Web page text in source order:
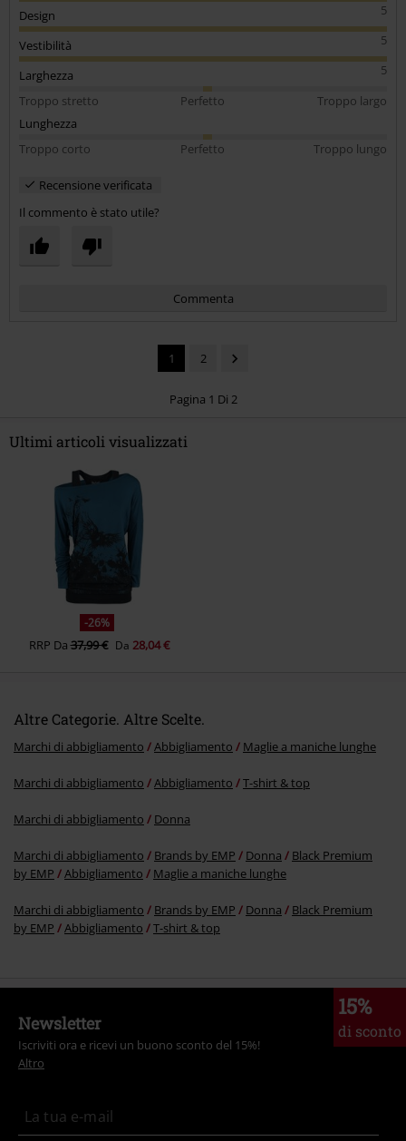
5
Design
5
Vestibilità
5
Larghezza
Troppo stretto
Perfetto
Troppo largo
Lunghezza
Troppo corto
Perfetto Troppo lungo
Recensione verificata
Il commento è stato utile?
Commenta
Invia un commento
1 2
Pagina 1 Di 2
Ultimi articoli visualizzati
-26%
RRP Da37,99 € Da 28,04 €
Altre Categorie. Altre Scelte.
Marchi di abbigliamento Abbigliamento Maglie a maniche lunghe
Marchi di abbigliamento Abbigliamento T-shirt & top
Marchi di abbigliamento Donna
Marchi di abbigliamento Brands by EMP Donna
Black Premium
by EMP
Abbigliamento Maglie a maniche lunghe
Marchi di abbigliamento Brands by EMP Donna
Black Premium
by EMP
Abbigliamento T-shirt & top
15%
di sconto
Newsletter
Iscriviti ora e ricevi un buono sconto del 15%!
Altro